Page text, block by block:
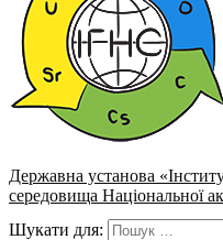
Державна установа
середовища Національної
Шукати для: